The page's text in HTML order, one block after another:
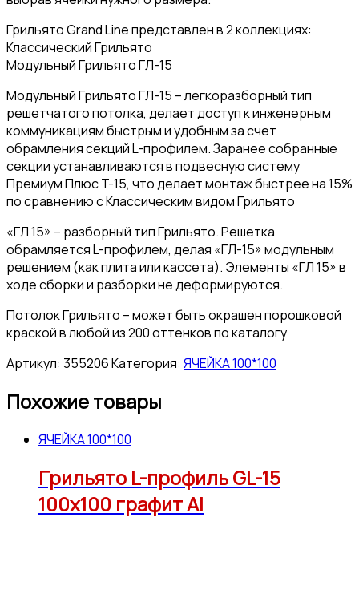
Грильято Grand Line представлен в 2 коллекциях:
Классический Грильято
Модульный Грильято ГЛ-15
Модульный Грильято ГЛ-15 – легкоразборный тип
решетчатого потолка, делает доступ к инженерным
коммуникациям быстрым и удобным за счет
обрамления секций L-профилем. Заранее собранные
секции устанавливаются в подвесную систему
Премиум Плюс T-15, что делает монтаж быстрее на 15%
по сравнению с Классическим видом Грильято
«ГЛ 15» – разборный тип Грильято. Решетка
обрамляется L-профилем, делая «ГЛ-15» модульным
решением (как плита или кассета). Элементы «ГЛ 15» в
ходе сборки и разборки не деформируются.
Потолок Грильято – может быть окрашен порошковой
краской в любой из 200 оттенков по каталогу
Артикул: 355206Категория: ЯЧЕЙКА 100*100
Похожие товары
ЯЧЕЙКА 100*100
Грильято L-профиль GL-15
100х100 графит Al